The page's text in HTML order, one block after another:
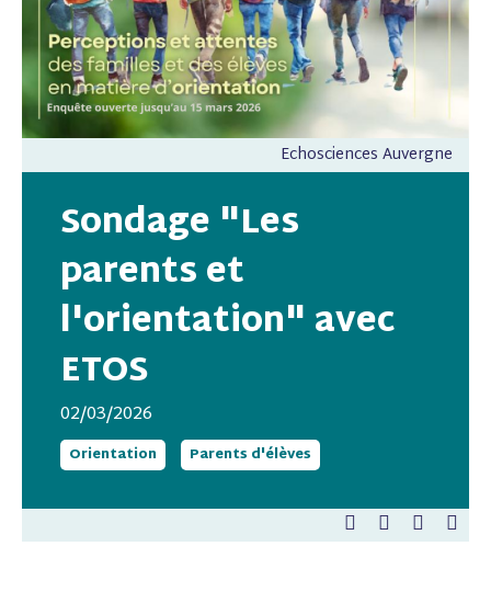
Echosciences Auvergne
Sondage "Les
parents et
l'orientation" avec
ETOS
02/03/2026
Orientation Parents d'élèves
a a - a